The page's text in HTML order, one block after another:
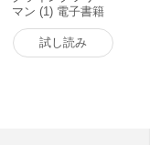
マン (1) 電子書籍
試し読み